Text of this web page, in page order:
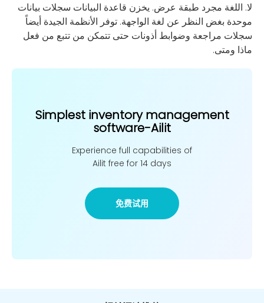
لا. اللغة مجرد طبقة عرض. يخزن قاعدة البيانات سجلات بيانات
موحدة بغض النظر عن لغة الواجهة. توفر الأنظمة الجيدة أيضاً
سجلات مراجعة وضوابط أذونات حتى تتمكن من تتبع من فعل
ماذا ومتى.
Simplest inventory management
software-Ailit
Experience full capabilities of
Ailit free for 14 days
免费试用